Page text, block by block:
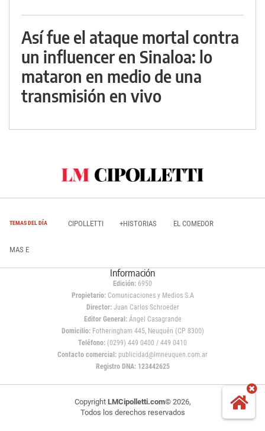
Así fue el ataque mortal contra
un influencer en Sinaloa: lo
mataron en medio de una
transmisión en vivo
TEMAS DEL DÍA CIPOLLETTI +HISTORIAS EL COMEDOR
MAS E
Información
Edición: 6950
Propietario:Comunicaciones y Medios S.A
Director: Juan Carlos Schroeder
Editor General:Ángel Casagrande
Domicilio:Fotheringham 445, Neuquén (CP 8300)
Teléfono: (0299) 449 0400 / 449 0410
Contacto comercial: publicidad@lmneuquen.com.ar
Registro DNA: 123442625
Copyright LMCipolletti.com© 2026,
Todos los derechos reservados